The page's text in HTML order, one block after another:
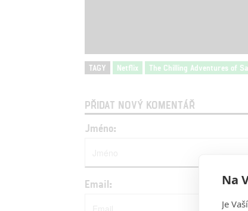
TAGY Netflix The Chilling Adventures of
PŘIDAT NOVÝ KOMENTÁŘ
Jméno:
Email: Na
Je